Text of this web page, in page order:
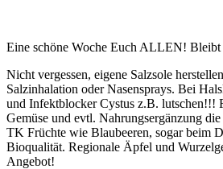
Eine schöne Woche Euch ALLEN! Bleibt
Nicht vergessen, eigene Salzsole
Salzinhalation oder Nasensprays. Bei
und Infektblocker Cystus z.B. lutschen!!!
Gemüse und evtl. Nahrungsergänzung
TK Früchte wie Blaubeeren, sogar beim
Bioqualität. Regionale Äpfel und
Angebot!